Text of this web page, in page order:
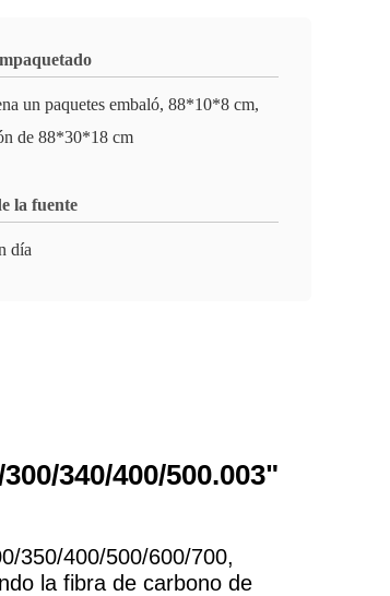
un paquetes embaló, 88*10*8 cm,
de 88*30*18 cm
la fuente
día
340/400/500.003"
350/400/500/600/700,
la fibra de carbono de